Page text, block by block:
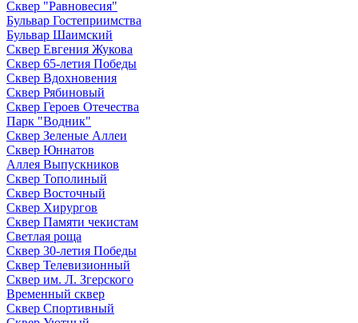
Cквер "Равновесия"
Бульвар Гостеприимства
Бульвар Шаимский
Сквер Евгения Жукова
Сквер 65-летия Победы
Сквер Вдохновения
Сквер Рябиновый
Сквер Героев Отечества
Парк "Водник"
Сквер Зеленые Аллеи
Сквер Юннатов
Аллея Выпускников
Сквер Тополиный
Сквер Восточный
Сквер Хирургов
Сквер Памяти чекистам
Светлая роща
Сквер 30-летия Победы
Сквер Телевизионный
Сквер им. Л. Згерского
Временный сквер
Сквер Спортивный